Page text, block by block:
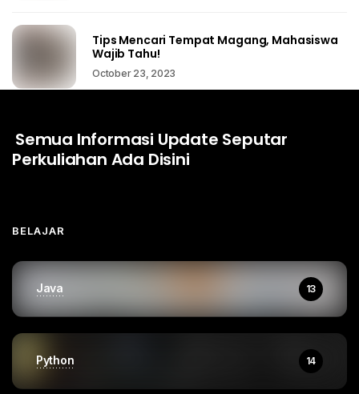
Tips Mencari Tempat Magang, Mahasiswa
Wajib Tahu!
October 23, 2023
Semua Informasi Update Seputar
Perkuliahan Ada Disini
BELAJAR
Java 13
Python 14